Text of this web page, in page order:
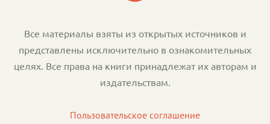
Все материалы взяты из открытых источников и
представлены исключительно в ознакомительных
целях. Все права на книги принадлежат их авторам и
издательствам.
Пользовательское соглашение